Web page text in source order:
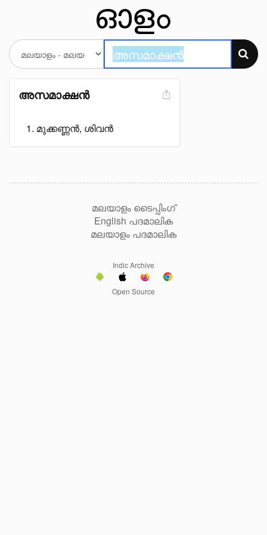
അസമാക്ഷൻ
മുക്കണ്ണൻ, ശിവൻ
മലയാളം ടൈപ്പിംഗ്
English പദമാലിക
മലയാളം പദമാലിക
Indic Archive
Open Source